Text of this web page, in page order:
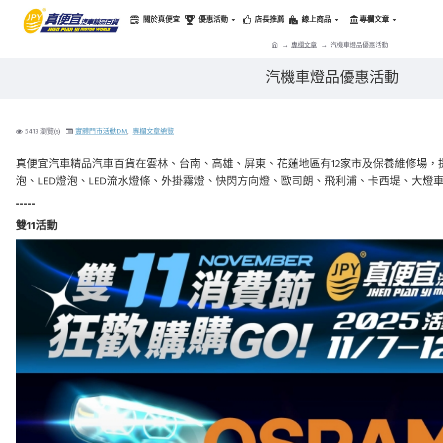
關於真便宜 優惠活動 店長推薦 線上商品 專欄文章
專欄文章 汽機車燈品優惠活動
汽機車燈品優惠活動
5413 瀏覽(s) 實體門市活動DM, 專欄文章總覽
真便宜汽車精品汽車百貨在雲林、台南、高雄、屏東、花蓮地區有12家市及保養維修場，
泡、LED燈泡、LED流水燈條、外掛霧燈、快閃方向燈、歐司朗、飛利浦、卡西堤、大燈
-----
雙11活動